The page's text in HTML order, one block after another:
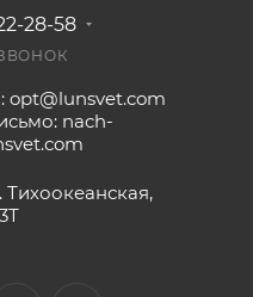
28-58
opt@lunsvet.com
nach-
Тихоокеанская,